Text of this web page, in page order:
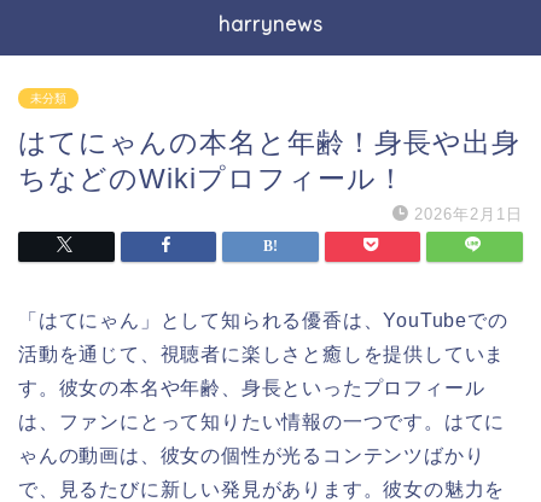
harrynews
未分類
はてにゃんの本名と年齢！身長や出身
ちなどのWikiプロフィール！
2026年2月1日
「はてにゃん」として知られる優香は、YouTubeでの
活動を通じて、視聴者に楽しさと癒しを提供していま
す。彼女の本名や年齢、身長といったプロフィール
は、ファンにとって知りたい情報の一つです。はてに
ゃんの動画は、彼女の個性が光るコンテンツばかり
で、見るたびに新しい発見があります。彼女の魅力を